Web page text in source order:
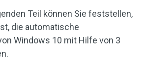
Teil können Sie feststellen,
die automatische
Windows 10 mit Hilfe von 3